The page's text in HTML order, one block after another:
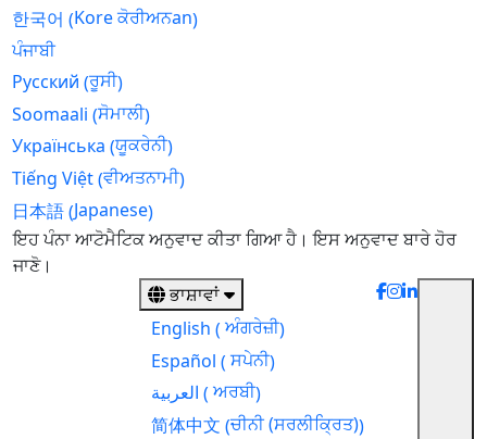
한국어 (Kore ਕੋਰੀਅਨan)
ਪੰਜਾਬੀ
Русский (ਰੂਸੀ)
Soomaali (ਸੋਮਾਲੀ)
Українська (ਯੂਕਰੇਨੀ)
Tiếng Việt(ਵੀਅਤਨਾਮੀ)
日本語(Japanese)
Skip
to
ਇਹ ਪੰਨਾ ਆਟੋਮੈਟਿਕ ਅਨੁਵਾਦ ਕੀਤਾ ਗਿਆ ਹੈ। ਇਸ ਅਨੁਵਾਦ ਬਾਰੇ ਹੋਰ
ਜਾਣੋ।
ਭਾਸ਼ਾਵਾਂ
English ( ਅੰਗਰੇਜ਼ੀ)
Español ( ਸਪੇਨੀ)
العربية ( ਅਰਬੀ)
简体中文 (ਚੀਨੀ (ਸਰਲੀਕ੍ਰਿਤ))